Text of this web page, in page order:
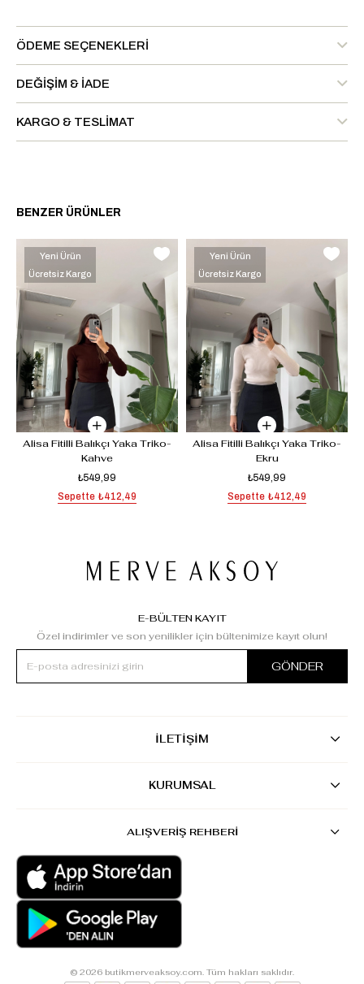
ÖDEME SEÇENEKLERI
DEĞIŞIM & İADE
KARGO & TESLIMAT
BENZER ÜRÜNLER
Alisa Fitilli Balıkçı Yaka Triko-
Kahve
₺549,99
Sepette ₺412,49
Yeni Ürün
Ücretsiz Kargo
Alisa Fitilli Balıkçı Yaka Triko-
Ekru
₺549,99
Sepette ₺412,49
Yeni Ürün
Ücretsiz Kargo
E-BÜLTEN KAYIT
Özel indirimler ve son yenilikler için bültenimize kayıt olun!
GÖNDER
İLETİŞİM
KURUMSAL
ALIŞVERİŞ REHBERİ
© 2026 butikmerveaksoy.com. Tüm hakları saklıdır.